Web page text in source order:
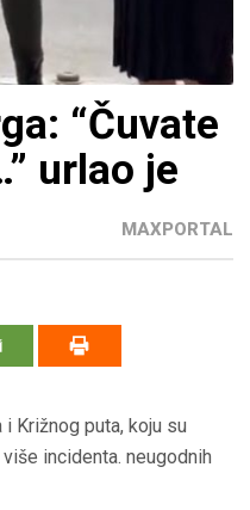
“Čuvate
urlao je
MAXPORTAL
Križnog puta, koju su
incidenta. neugodnih